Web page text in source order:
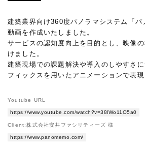
建築業界向け360度パノラマシステム「
動画を作成いたしました。
サービスの認知度向上を目的とし、映像
けました。
建築現場での課題解決や導入のしやすさ
フィックスを用いたアニメーションで表現
Youtube URL
https://www.youtube.com/watch?v=38lWo11O5a0
Client:株式会社安井ファシリティーズ 様
https://www.panomemo.com/